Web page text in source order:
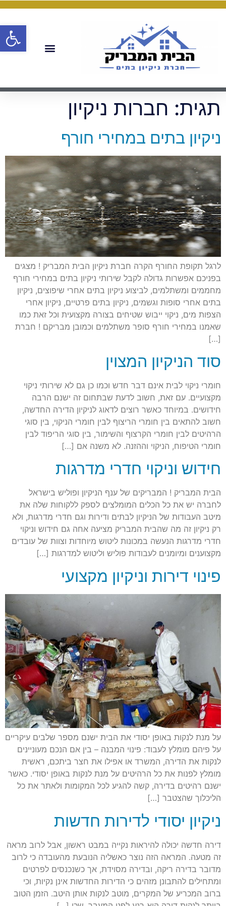
תגית: חברות ניקיון
ניקיון בתים במחירי חורף
לרגל תקופת החורף הקרה חברת ניקיון הבית המבריק ! מצגים
בפניכם אפשרות גדולה לקבל שירותי ניקיון בתים במחירי חורף
מחממים ומשתלמים, לביצוע ניקיון בתים אחרי שיפוצים, ניקיון
בתים אחרי סופות וגשמים, ניקיון בתים פרטיים, ניקיון אחרי
הצפות מים, ניקוי ייבוש שטיחים בצורה מקצועית וכל זאת כמו
שאמנו במחירי חורף סופר משתלמים וכמובן מבריקם ! חברת
[…]
סוד הניקיון המצוין
חומרי ניקוי לבית אינם דבר חדש וכמו כן גם לא שירותי ניקוי
מקצועיים. עם זאת, חשוב לדעת שבתחום זה ישנם הרבה
חידושים. במיוחד כאשר רוצים לדאוג לניקיון הדירה החדשה,
חשוב להתאים בין חומרי הריצוף לבין חומרי הניקוי, בין סוגי
הרהיטים לבין חומרי הקרצוף והשימור, בין סוגי הריפוד לבין
חומרי הטיפוח, הניקוי וההזנה. לא משנה אם […]
חידוש וניקוי חדרי מדרגות
הבית המבריק ! המבריקים של ענף הניקיון ופוליש בישראל
לחברה יש את כל הכלים המומלצים לספק ללקוחות שלה את
מיטב העבודות של הניקיון לבתים ודירות וגם חדרי מדרגות, ולא
רק ניקיון זה מה שהבית המבריק מציעה אחה גם חידוש וניקוי
חדרי מדרגות הנעשה במכונות ליטוש מיוחדות וצוות של עובדים
מקצוענים ומיומנים לעבודות פוליש וליטוש למדרגות […]
פינוי דירות וניקיון מקצועי
על מנת לנקות באופן יסודי את הבית ישנם מספר שלבים עיקריים
על פיהם מומלץ לעבוד: פינוי המבנה – בין אם הנכם מעוניינים
לנקות את הדירה, המשרד או אפילו את חצר ביתכם, ראשית
מומלץ לפנות את כל הרהיטים על מנת לנקות באופן יסודי. כאשר
ישנם רהיטים בדירה, קשה להגיע לכל המקומות ולאתר את כל
הליכלוך שהצטבר […]
ניקיון יסודי לדירות חדשות
דירה חדשה יכולה להיראות נקייה במבט ראשון, אבל לרוב מראה
זה מטעה. המראה הזה נוצר כאשליה הנובעת מהעובדה כי לרוב
מדובר בדירה ריקה, ובדירה מסוידת, אך כשנכנסים לפרטים
ומתחילים להתבונן מזהים כי הדירות החדשות אינן נקיות, וכי
ברוב המכריע של המקרים, מוטב לנקות אותן היטב. הזמן הטוב